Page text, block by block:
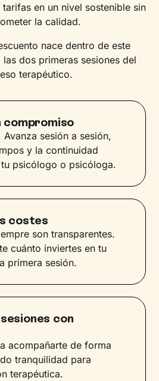
en un nivel sostenible sin
la calidad.
nace dentro de este
dos primeras sesiones del
terapéutico.
sesión a sesión,
y la continuidad
psicólogo o psicóloga.
costes
son transparentes.
cuánto inviertes en tu
primera sesión.
con
acompañarte de forma
tranquilidad para
terapéutica.